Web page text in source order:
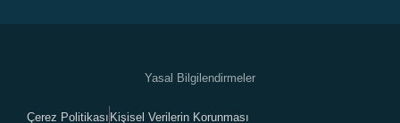
Yasal Bilgilendirmeler
Çerez Politikası Kişisel Verilerin Korunması